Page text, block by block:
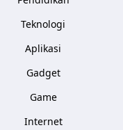
Teknologi
Aplikasi
Gadget
Game
Internet